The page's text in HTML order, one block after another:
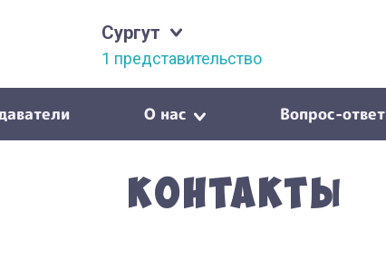
Сургут
1 представительство
О нас Вопрос-ответ
Контакты